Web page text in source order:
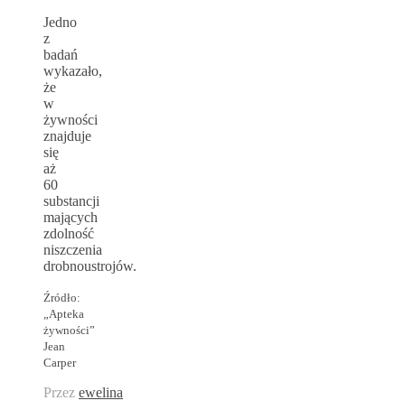
Jedno
z
badań
wykazało,
że
w
żywności
znajduje
się
aż
60
substancji
mających
zdolność
niszczenia
drobnoustrojów.
Źródło:
„Apteka
żywności”
Jean
Carper
Przez ewelina